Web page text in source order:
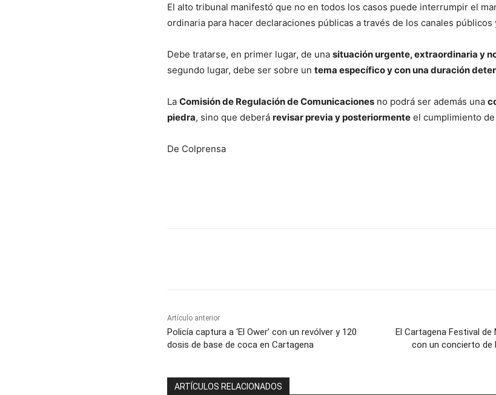
El alto tribunal manifestó que no en todos los casos puede interrumpir el
ordinaria para hacer declaraciones públicas a través de los canales públicos
Debe tratarse, en primer lugar, de una situación urgente, extraordinaria y
segundo lugar, debe ser sobre un tema específico y con una duración
La Comisión de Regulación de Comunicaciones no podrá ser además una
piedra, sino que deberá revisar previa y posteriormente el cumplimiento
De Colprensa
Artículo anterior
Policía captura a ‘El Ower’ con un revólver y 120
dosis de base de coca en Cartagena
El Cartagena Festival
con un concierto de
ARTÍCULOS RELACIONADOS